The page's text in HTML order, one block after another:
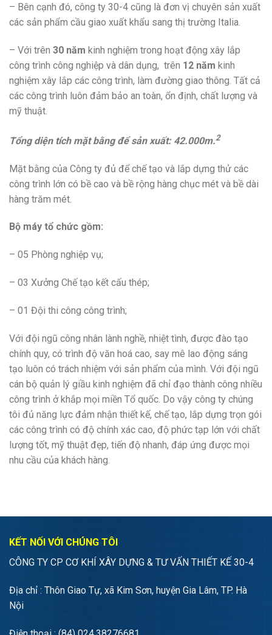
– Bên cạnh đó, công ty 30-4 cũng là đơn vị chuyên sản xuất
các sản phẩm cầu giao xuất khẩu sang thị trường Italia.
– Với trên 30 năm kinh nghiệm trong hoạt động xây lắp
công trình công nghiệp và dân dụng, trên 12 năm kinh
nghiệm xây lắp các công trình, làm đường giao thông. Tất cả
các công trình luôn đảm bảo an toàn, ổn định, chất lượng và
mỹ thuật.
Tổng diện tích mặt bằng để sản xuất: 42.000m.2
Mặt bằng của Công ty đủ để chế tạo và lắp dựng thử các
công trình lớn có bề cao và bề rộng hàng chục mét và bề dài
hàng trăm mét.
Bộ máy tổ chức gồm:
– 05 Phòng nghiệp vụ;
– 03 Xưởng Chế tạo kết cấu thép;
– 01 Đội thi công công trình;
Với đội ngũ công nhân lành nghề, nhiệt tình, được đào tạo
chính quy, có trình độ văn hoá cao, say mê lao động sáng
tạo luôn có trách nhiệm với sản phẩm của mình. Với đội ngũ
cán bộ quản lý giầu kinh nghiệm đã chỉ đạo thành công nhiều
công trình ở khắp mọi miền Tổ quốc. Do vậy công ty chúng
tôi đủ năng lực đảm nhận thiết kế, chế tạo, lắp dựng trọn gói
các công trình có độ chính xác cao, độ phức tạp lớn với chất
lượng tốt, mỹ thuật đẹp, tiến độ nhanh, đáp ứng được mọi
nhu cầu của khách hàng.
KẾT NỐI VỚI CHÚNG TÔI
CÔNG TY CP CƠ KHÍ XÂY DỰNG & TƯ VẤN THIẾT KẾ 30-4
Địa chỉ : Thôn Giao Tự, xã Kim Sơn, huyện Gia Lâm, TP. Hà
Nội